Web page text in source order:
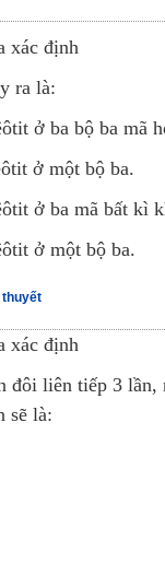
xác định
ra là:
ở ba bộ ba mã
ở một bộ ba.
ở ba mã bất kì
ở một bộ ba.
thuyết
xác định
đôi liên tiếp 3
sẽ là: